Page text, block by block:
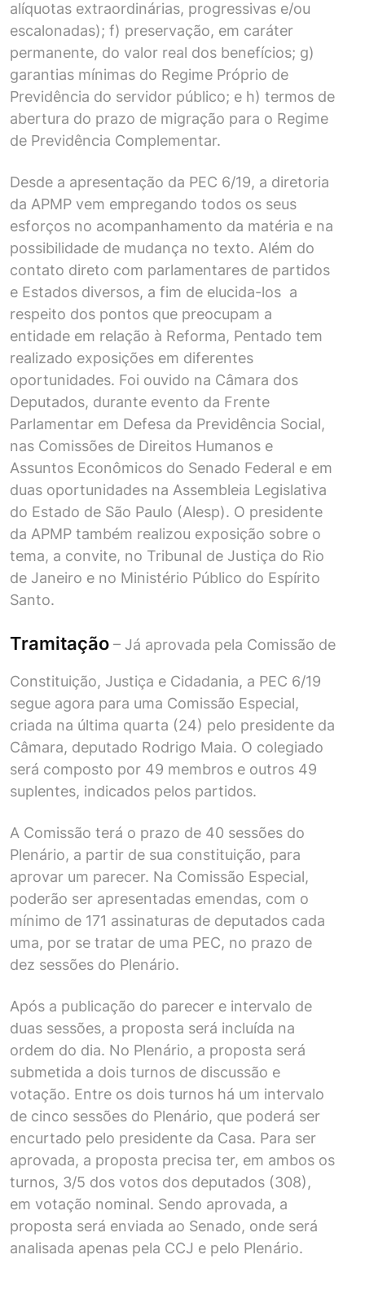
alíquotas extraordinárias, progressivas e/ou
escalonadas); f) preservação, em caráter
permanente, do valor real dos benefícios; g)
garantias mínimas do Regime Próprio de
Previdência do servidor público; e h) termos de
abertura do prazo de migração para o Regime
de Previdência Complementar.
Desde a apresentação da PEC 6/19, a diretoria
da APMP vem empregando todos os seus
esforços no acompanhamento da matéria e na
possibilidade de mudança no texto. Além do
contato direto com parlamentares de partidos
e Estados diversos, a fim de elucida-los a
respeito dos pontos que preocupam a
entidade em relação à Reforma, Pentado tem
realizado exposições em diferentes
oportunidades. Foi ouvido na Câmara dos
Deputados, durante evento da Frente
Parlamentar em Defesa da Previdência Social,
nas Comissões de Direitos Humanos e
Assuntos Econômicos do Senado Federal e em
duas oportunidades na Assembleia Legislativa
do Estado de São Paulo (Alesp). O presidente
da APMP também realizou exposição sobre o
tema, a convite, no Tribunal de Justiça do Rio
de Janeiro e no Ministério Público do Espírito
Santo.
Tramitação – Já aprovada pela Comissão de
Constituição, Justiça e Cidadania, a PEC 6/19
segue agora para uma Comissão Especial,
criada na última quarta (24) pelo presidente da
Câmara, deputado Rodrigo Maia. O colegiado
será composto por 49 membros e outros 49
suplentes, indicados pelos partidos.
A Comissão terá o prazo de 40 sessões do
Plenário, a partir de sua constituição, para
aprovar um parecer. Na Comissão Especial,
poderão ser apresentadas emendas, com o
mínimo de 171 assinaturas de deputados cada
uma, por se tratar de uma PEC, no prazo de
dez sessões do Plenário.
Após a publicação do parecer e intervalo de
duas sessões, a proposta será incluída na
ordem do dia. No Plenário, a proposta será
submetida a dois turnos de discussão e
votação. Entre os dois turnos há um intervalo
de cinco sessões do Plenário, que poderá ser
encurtado pelo presidente da Casa. Para ser
aprovada, a proposta precisa ter, em ambos os
turnos, 3/5 dos votos dos deputados (308),
em votação nominal. Sendo aprovada, a
proposta será enviada ao Senado, onde será
analisada apenas pela CCJ e pelo Plenário.